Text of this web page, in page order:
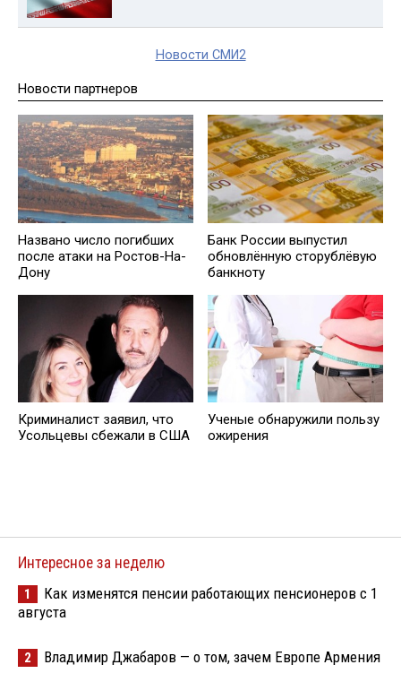
Новости СМИ2
Новости партнеров
Названо число погибших
после атаки на Ростов-На-
Дону
Банк России выпустил
обновлённую сторублёвую
банкноту
Криминалист заявил, что
Усольцевы сбежали в США
Ученые обнаружили пользу
ожирения
Интересное за неделю
1
Как изменятся пенсии работающих пенсионеров с 1
августа
2 Владимир Джабаров — о том, зачем Европе Армения